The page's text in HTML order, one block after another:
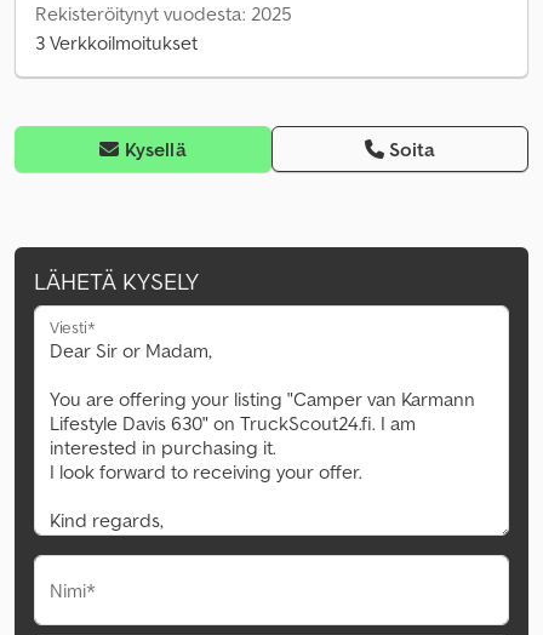
Rekisteröitynyt vuodesta: 2025
3 Verkkoilmoitukset
Kysellä Soita
LÄHETÄ KYSELY
Viesti*
Nimi*